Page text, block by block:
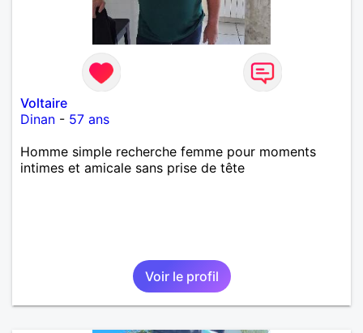
Voltaire
Dinan - 57 ans
Homme simple recherche femme pour moments
intimes et amicale sans prise de tête
Voir le profil